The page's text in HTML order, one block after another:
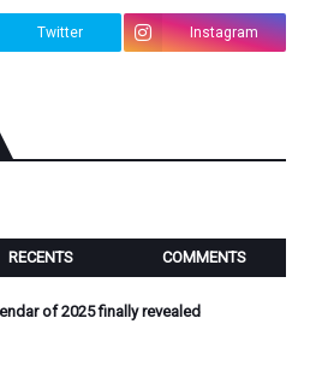
Twitter Instagram
RECENTS COMMENTS
of 2025 finally revealed